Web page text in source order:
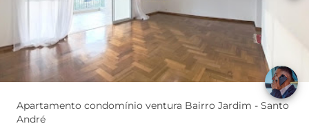
Apartamento condomínio ventura Bairro Jardim - Santo
André